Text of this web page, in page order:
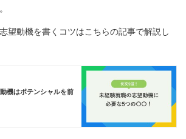
望動機を書くコツはこちらの記事で解説し
機はポテンシャルを前